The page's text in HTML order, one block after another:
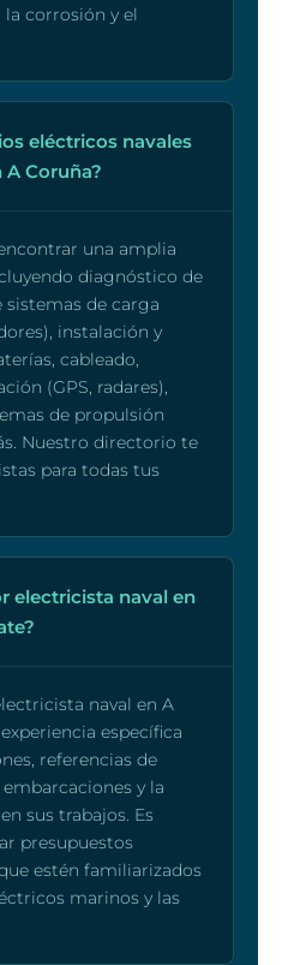
la corrosión y el
eléctricos navales
Coruña?
una amplia
diagnóstico de
sistemas de carga
instalación y
cableado,
(GPS, radares),
de propulsión
Nuestro directorio te
para todas tus
electricista naval en
naval en A
específica
referencias de
y la
sus trabajos. Es
presupuestos
estén familiarizados
marinos y las